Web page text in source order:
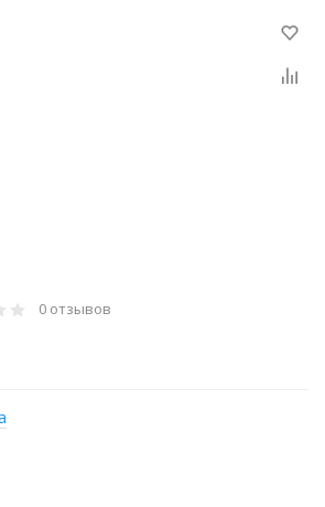
0 отзывов